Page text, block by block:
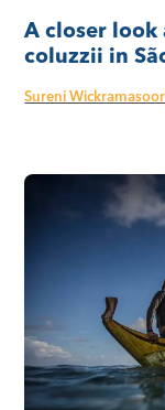
A closer look
coluzzii in
Sureni